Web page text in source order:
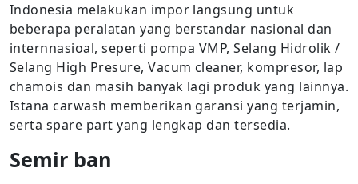
Indonesia melakukan impor langsung untuk
beberapa peralatan yang berstandar nasional dan
internnasioal, seperti pompa VMP, Selang Hidrolik /
Selang High Presure, Vacum cleaner, kompresor, lap
chamois dan masih banyak lagi produk yang lainnya.
Istana carwash memberikan garansi yang terjamin,
serta spare part yang lengkap dan tersedia.
Semir ban